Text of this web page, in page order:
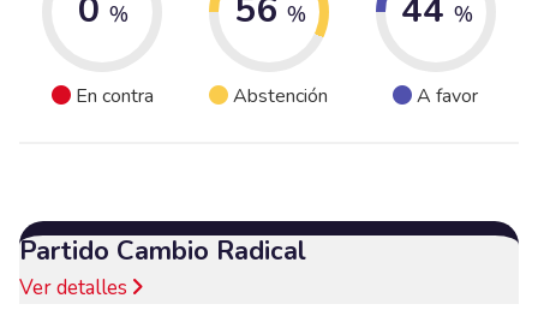
0 %
En contra
56 %
Abstención
44 %
A favor
Partido Cambio Radical
Ver detalles